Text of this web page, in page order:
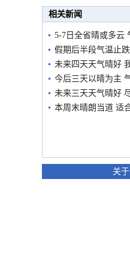
相关新闻
5-7日全省晴或多云
假期后半段气温止
未来四天天气晴好
今后三天以晴为主
未来三天天气晴好
本周末晴朗当道 适
关于